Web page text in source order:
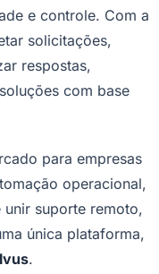
e controle. Com a
solicitações,
respostas,
com base
para empresas
operacional,
unir suporte remoto,
única plataforma,
.